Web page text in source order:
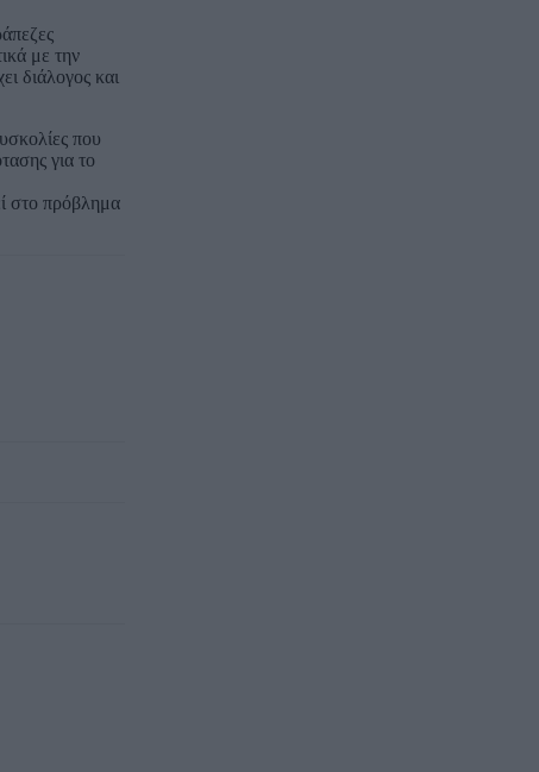
με την
διάλογος και
που
για το
στο πρόβλημα